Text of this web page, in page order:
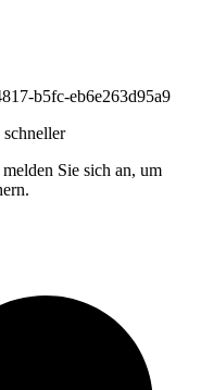
b5fc-eb6e263d95a9
schneller
Sie sich an, um